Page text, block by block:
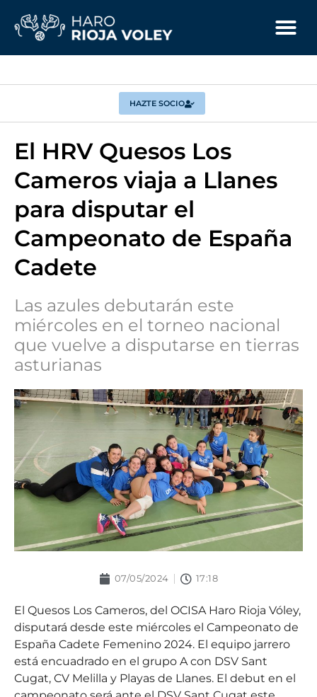
HAZTE SOCIO
El HRV Quesos Los
Cameros viaja a Llanes
para disputar el
Campeonato de España
Cadete
Las azules debutarán este
miércoles en el torneo nacional
que vuelve a disputarse en tierras
asturianas
07/05/2024 17:18
El Quesos Los Cameros, del OCISA Haro Rioja Vóley,
disputará desde este miércoles el Campeonato de
España Cadete Femenino 2024. El equipo jarrero
está encuadrado en el grupo A con DSV Sant
Cugat, CV Melilla y Playas de Llanes. El debut en el